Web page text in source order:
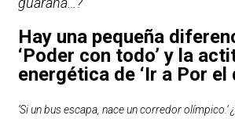
Hay una pequeña
‘Poder con todo’ y la
energética de ‘Ir a Por el
‘Si un bus escapa, nace un corredor olímpico.’